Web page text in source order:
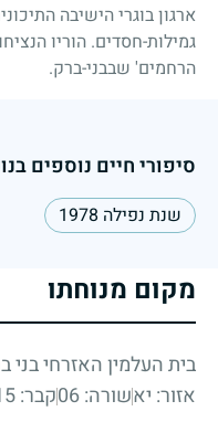
ארגון בוגרי הישיבה
גמילות-חסדים. הוריו
הרחמים' שבבני-ברק.
סיפורי חיים נוספים
שנת נפילה 1978
מקום מנוחתו
בית העלמין האזרחי בני
אזור: יאשורה: 06 קבר: 15